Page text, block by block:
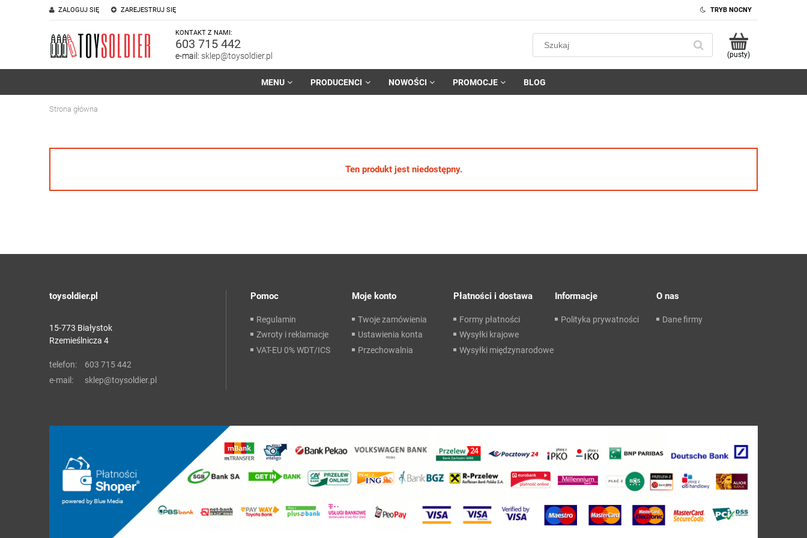
ZAREJESTRUJ SIĘ
ZALOGUJ SIĘ TRYB NOCNY
KONTAKT Z NAMI:
603 715 442
e-mail: sklep@toysoldier.pl (pusty)
MENU PRODUCENCI NOWOŚCI PROMOCJE BLOG
Strona główna
Ten produkt jest niedostępny.
toysoldier.pl
15-773 Białystok
Rzemieślnicza 4
telefon:
603 715 442
e-mail:
sklep@toysoldier.pl
Pomoc
Regulamin
Zwroty i reklamacje
VAT-EU 0% WDT/ICS
Moje konto
Twoje zamówienia
Ustawienia konta
Przechowalnia
Płatności i dostawa
Formy płatności
Wysyłki krajowe
Wysyłki międzynarodowe
Informacje
Polityka prywatności
O nas
Dane firmy